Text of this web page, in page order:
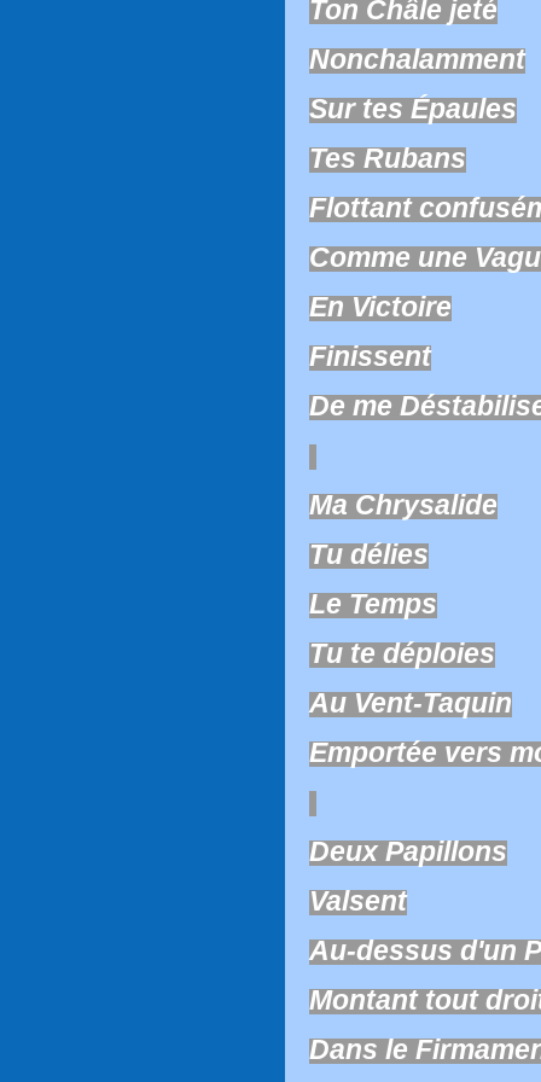
Ton Châle jeté
Nonchalamment
Sur tes Épaules
Tes Rubans
Flottant
Comme une
En Victoire
Finissent
De me
Ma Chrysalide
Tu délies
Le Temps
Tu te déploies
Au Vent-Taquin
Emportée vers
Deux Papillons
Valsent
Au-dessus d'un
Montant tout
Dans le